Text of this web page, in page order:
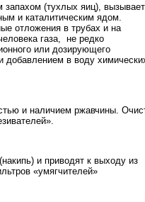
запахом (тухлых яиц), вызывает
и каталитическим ядом.
отложения в трубах и на
газа, не редко
или дозирующего
добавлением в воду
и наличием ржавчины.
и приводят к выходу из
«умягчителей»